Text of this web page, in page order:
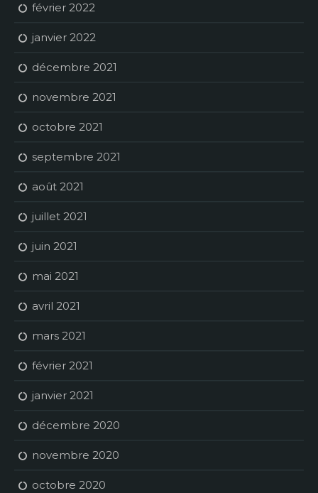
février 2022
janvier 2022
décembre 2021
novembre 2021
octobre 2021
septembre 2021
août 2021
juillet 2021
juin 2021
mai 2021
avril 2021
mars 2021
février 2021
janvier 2021
décembre 2020
novembre 2020
octobre 2020